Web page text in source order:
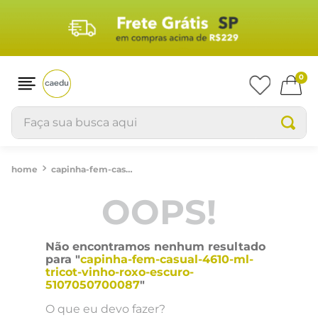
0
Faça sua busca aqui
capinha-fem-casual-4610-ml-tricot-vinho-roxo-escuro-5107050700087
OOPS!
Não encontramos nenhum resultado
para "capinha-fem-casual-4610-ml-
tricot-vinho-roxo-escuro-
5107050700087"
O que eu devo fazer?